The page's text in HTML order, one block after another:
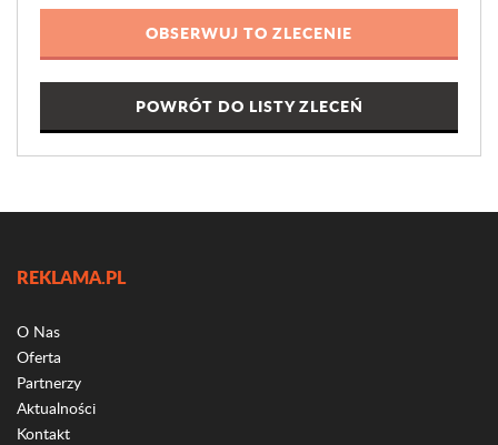
POWRÓT DO LISTY ZLECEŃ
REKLAMA.PL
O Nas
Oferta
Partnerzy
Aktualności
Kontakt